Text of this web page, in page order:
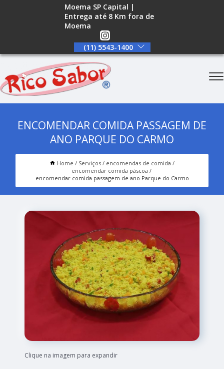
Moema SP Capital |
Entrega até 8 Km fora de
Moema
(11) 5543-1400
ENCOMENDAR COMIDA PASSAGEM DE
ANO PARQUE DO CARMO
Home Serviços
encomendas de comida
encomendar comida páscoa
encomendar comida passagem de ano Parque do Carmo
Clique na imagem para expandir